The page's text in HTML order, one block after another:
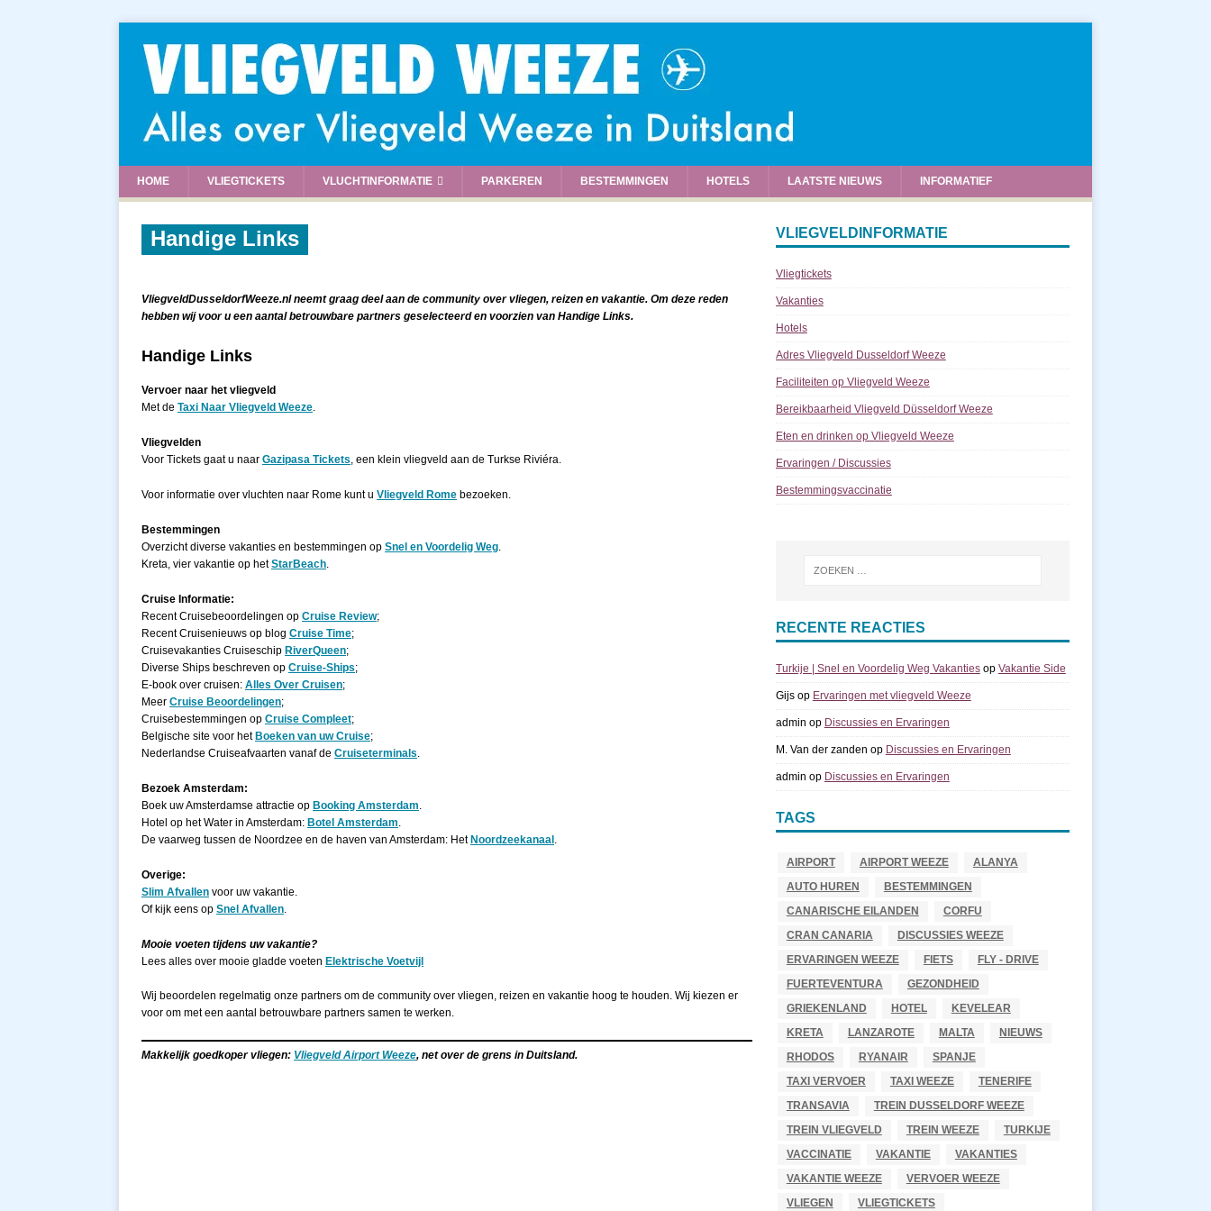
HOME VLIEGTICKETS VLUCHTINFORMATIE PARKEREN BESTEMMINGEN HOTELS LAATSTE NIEUWS INFORMATIEF
Handige Links
VliegveldDusseldorfWeeze.nl neemt graag deel aan de community over vliegen, reizen en vakantie. Om deze reden
hebben wij voor u een aantal betrouwbare partners geselecteerd en voorzien van Handige Links.
Handige Links
Vervoer naar het vliegveld
Met de Taxi Naar Vliegveld Weeze.
Vliegvelden
Voor Tickets gaat u naar Gazipasa Tickets, een klein vliegveld aan de Turkse Riviéra.
Voor informatie over vluchten naar Rome kunt u Vliegveld Rome bezoeken.
Bestemmingen
Overzicht diverse vakanties en bestemmingen op Snel en Voordelig Weg.
Kreta, vier vakantie op hetStarBeach.
Cruise Informatie:
Recent Cruisebeoordelingen op Cruise Review;
Recent Cruisenieuws op blog Cruise Time;
Cruisevakanties Cruiseschip RiverQueen;
Diverse Ships beschreven op Cruise-Ships;
E-book over cruisen: Alles Over Cruisen;
Meer Cruise Beoordelingen;
Cruisebestemmingen op Cruise Compleet;
Belgische site voor het Boeken van uw Cruise;
Nederlandse Cruiseafvaarten vanaf de Cruiseterminals.
Bezoek Amsterdam:
Boek uw Amsterdamse attractie op Booking Amsterdam.
Hotel op het Water in Amsterdam: Botel Amsterdam.
De vaarweg tussen de Noordzee en de haven van Amsterdam: Het Noordzeekanaal .
Overige:
Slim Afvallen voor uw vakantie.
Of kijk eens op Snel Afvallen.
Mooie voeten tijdens uw vakantie?
Lees alles over mooie gladde voeten Elektrische Voetvijl
Wij beoordelen regelmatig onze partners om de community over vliegen, reizen en vakantie hoog te houden. Wij kiezen er
voor om met een aantal betrouwbare partners samen te werken.
Makkelijk goedkoper vliegen: Vliegveld Airport Weeze, net over de grens in Duitsland.
VLIEGVELDINFORMATIE
Vliegtickets
Vakanties
Hotels
Adres Vliegveld Dusseldorf Weeze
Faciliteiten op Vliegveld Weeze
Bereikbaarheid Vliegveld Düsseldorf Weeze
Eten en drinken op Vliegveld Weeze
Ervaringen / Discussies
Bestemmingsvaccinatie
RECENTE REACTIES
Turkije | Snel en Voordelig Weg Vakantiesop Vakantie Side
Gijsop Ervaringen met vliegveld Weeze
admin op Discussies en Ervaringen
M. Van der zanden op Discussies en Ervaringen
admin op Discussies en Ervaringen
TAGS
AIRPORT AIRPORT WEEZE
ALANYA
AUTO HUREN
BESTEMMINGEN
CANARISCHE EILANDEN
CORFU
CRAN CANARIA
DISCUSSIES WEEZE
ERVARINGEN WEEZE
FIETS
FLY - DRIVE
FUERTEVENTURA
GEZONDHEID
GRIEKENLAND
HOTEL
KEVELEAR
KRETA
LANZAROTE MALTA
NIEUWS
RHODOS
RYANAIR
SPANJE
TAXI VERVOER
TAXI WEEZE
TENERIFE
TRANSAVIA
TREIN DUSSELDORF WEEZE
TREIN VLIEGVELD
TREIN WEEZE
TURKIJE
VACCINATIE
VAKANTIE
VAKANTIES
VAKANTIE WEEZE
VERVOER WEEZE
VLIEGEN
VLIEGTICKETS